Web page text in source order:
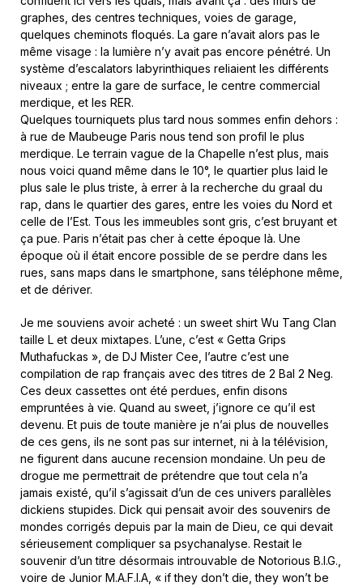
graphes, des centres techniques, voies de garage,
quelques cheminots floqués. La gare n’avait alors pas le
même visage : la lumière n’y avait pas encore pénétré. Un
système d’escalators labyrinthiques reliaient les différents
niveaux ; entre la gare de surface, le centre commercial
merdique, et les RER.
Quelques tourniquets plus tard nous sommes enfin dehors :
à rue de Maubeuge Paris nous tend son profil le plus
merdique. Le terrain vague de la Chapelle n’est plus, mais
nous voici quand même dans le 10°, le quartier plus laid le
plus sale le plus triste, à errer à la recherche du graal du
rap, dans le quartier des gares, entre les voies du Nord et
celle de l’Est. Tous les immeubles sont gris, c’est bruyant et
ça pue. Paris n’était pas cher à cette époque là. Une
époque où il était encore possible de se perdre dans les
rues, sans maps dans le smartphone, sans téléphone même,
et de dériver.
Je me souviens avoir acheté : un sweet shirt Wu Tang Clan
taille L et deux mixtapes. L’une, c’est « Getta Grips
Muthafuckas », de DJ Mister Cee, l’autre c’est une
compilation de rap français avec des titres de 2 Bal 2 Neg.
Ces deux cassettes ont été perdues, enfin disons
empruntées à vie. Quand au sweet, j’ignore ce qu’il est
devenu. Et puis de toute manière je n’ai plus de nouvelles
de ces gens, ils ne sont pas sur internet, ni à la télévision,
ne figurent dans aucune recension mondaine. Un peu de
drogue me permettrait de prétendre que tout cela n’a
jamais existé, qu’il s’agissait d’un de ces univers parallèles
dickiens stupides. Dick qui pensait avoir des souvenirs de
mondes corrigés depuis par la main de Dieu, ce qui devait
sérieusement compliquer sa psychanalyse. Restait le
souvenir d’un titre désormais introuvable de Notorious B.I.G.,
voire de Junior M.A.F.I.A, « if they don’t die, they won’t be